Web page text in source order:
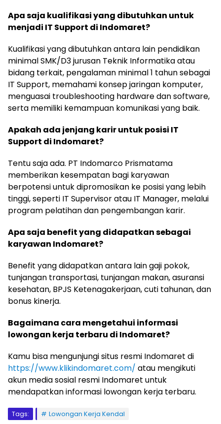
Apa saja kualifikasi yang dibutuhkan untuk
menjadi IT Support di Indomaret?
Kualifikasi yang dibutuhkan antara lain pendidikan
minimal SMK/D3 jurusan Teknik Informatika atau
bidang terkait, pengalaman minimal 1 tahun sebagai
IT Support, memahami konsep jaringan komputer,
menguasai troubleshooting hardware dan software,
serta memiliki kemampuan komunikasi yang baik.
Apakah ada jenjang karir untuk posisi IT
Support di Indomaret?
Tentu saja ada. PT Indomarco Prismatama
memberikan kesempatan bagi karyawan
berpotensi untuk dipromosikan ke posisi yang lebih
tinggi, seperti IT Supervisor atau IT Manager, melalui
program pelatihan dan pengembangan karir.
Apa saja benefit yang didapatkan sebagai
karyawan Indomaret?
Benefit yang didapatkan antara lain gaji pokok,
tunjangan transportasi, tunjangan makan, asuransi
kesehatan, BPJS Ketenagakerjaan, cuti tahunan, dan
bonus kinerja.
Bagaimana cara mengetahui informasi
lowongan kerja terbaru di Indomaret?
Kamu bisa mengunjungi situs resmi Indomaret di
https://www.klikindomaret.com/ atau mengikuti
akun media sosial resmi Indomaret untuk
mendapatkan informasi lowongan kerja terbaru.
Tags: Lowongan Kerja Kendal